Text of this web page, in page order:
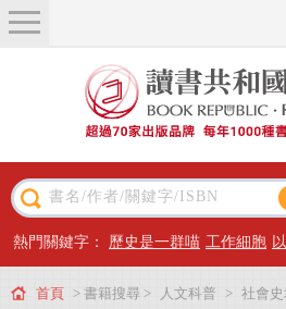
關於我們
近期新書
主題閱讀
出版專區
熱門關鍵字： 歷史是一群喵 工作細胞
首頁 > 書籍搜尋 > 人文科普 > 社會